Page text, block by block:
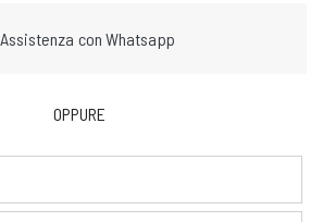
Assistenza con Whatsapp
OPPURE